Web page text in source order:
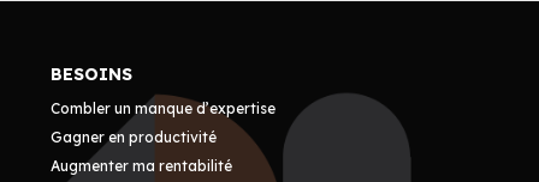
BESOINS
Combler un manque d’expertise
Gagner en productivité
Augmenter ma rentabilité